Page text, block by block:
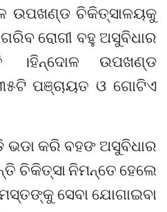
ଉପଖଣ୍ଡ ଚିକିତ୍ସାଳୟକୁ
ରୋଗୀ ବହୁ ଅସୁବିଧାର
।ହିନ୍ଦୋଳ ଉପଖଣ୍ଡ
ପଞ୍ଚାୟତ ଓ ଗୋଟିଏ
ଭଡା କରି ବହଙ ଅସୁବିଧାର
ଚିକିତ୍ସା ନିମନ୍ତେ ହେଲେ
ସେବା ଯୋଗାଇବା